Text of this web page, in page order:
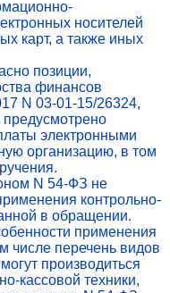
носителей
карт, а также иных
позиции,
финансов
N 03-01-15/26324,
электронными
организацию, в том
N 54-ФЗ не
контрольно-
в обращении.
применения
числе перечень видов
производиться
кассовой техники,